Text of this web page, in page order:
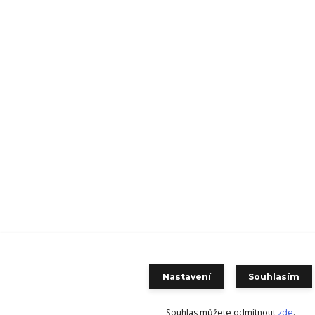
Nastavení Souhlasím
Souhlas můžete odmítnout zde.